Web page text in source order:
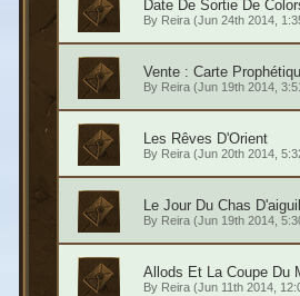
Date De Sortie De
By Reira(Jun 24th 2014,
Vente : Carte
By Reira(Jun 19th 2014,
Les Rêves D'Orient
By Reira(Jun 20th 2014,
Le Jour Du Chas
By Reira(Jun 19th 2014,
Allods Et La Coupe Du
By Reira(Jun 11th 2014,